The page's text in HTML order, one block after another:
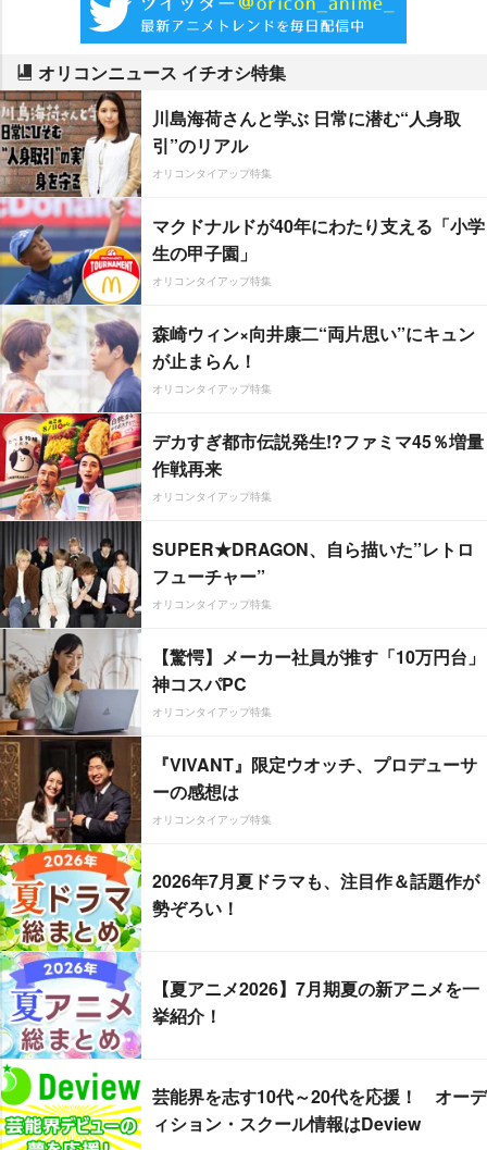
オリコンニュース イチオシ特集
川島海荷さんと学ぶ 日常に潜む“人身取
引”のリアル
オリコンタイアップ特集
マクドナルドが40年にわたり支える「小学
生の甲子園」
オリコンタイアップ特集
森崎ウィン×向井康二“両片思い”にキュン
が止まらん！
オリコンタイアップ特集
デカすぎ都市伝説発生!?ファミマ45％増量
作戦再来
オリコンタイアップ特集
SUPER★DRAGON、自ら描いた”レトロ
フューチャー”
オリコンタイアップ特集
【驚愕】メーカー社員が推す「10万円台」
神コスパPC
オリコンタイアップ特集
『VIVANT』限定ウオッチ、プロデューサ
ーの感想は
オリコンタイアップ特集
2026年7月夏ドラマも、注目作＆話題作が
勢ぞろい！
【夏アニメ2026】7月期夏の新アニメを一
挙紹介！
芸能界を志す10代～20代を応援！ オーデ
ィション・スクール情報はDeview